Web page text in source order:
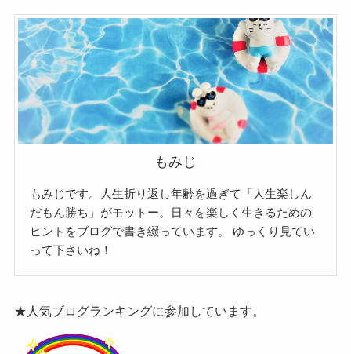
もみじ
もみじです。人生折り返し年齢を過ぎて「人生楽しん
だもん勝ち」がモットー。日々を楽しく生きるための
ヒントをブログで書き綴っています。
ゆっくり見てい
って下さいね！
★人気ブログランキングに参加しています。